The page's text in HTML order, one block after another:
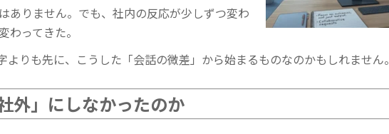
ありません。でも、社内の反応が少しずつ変わ
わってきた。
りも先に、こうした「会話の微差」から始まるものなのかもしれません。
外」にしなかったのか